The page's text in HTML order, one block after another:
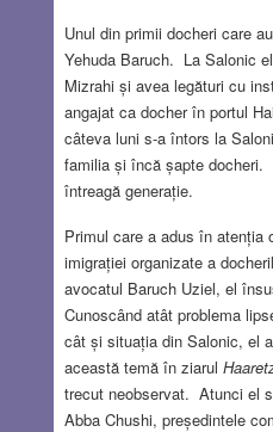
Unul din primii docheri care
Yehuda Baruch. La Salonic
Mizrahi și avea legături cu
angajat ca docher în portul
câteva luni s-a întors la
familia și încă șapte
întreagă generație.
Primul care a adus în atenția
imigrației organizate a
avocatul Baruch Uziel, el
Cunoscând atât problema
cât și situația din Salonic, el
această temă în ziarul
trecut neobservat. Atunci el
Abba Chushi, președintele